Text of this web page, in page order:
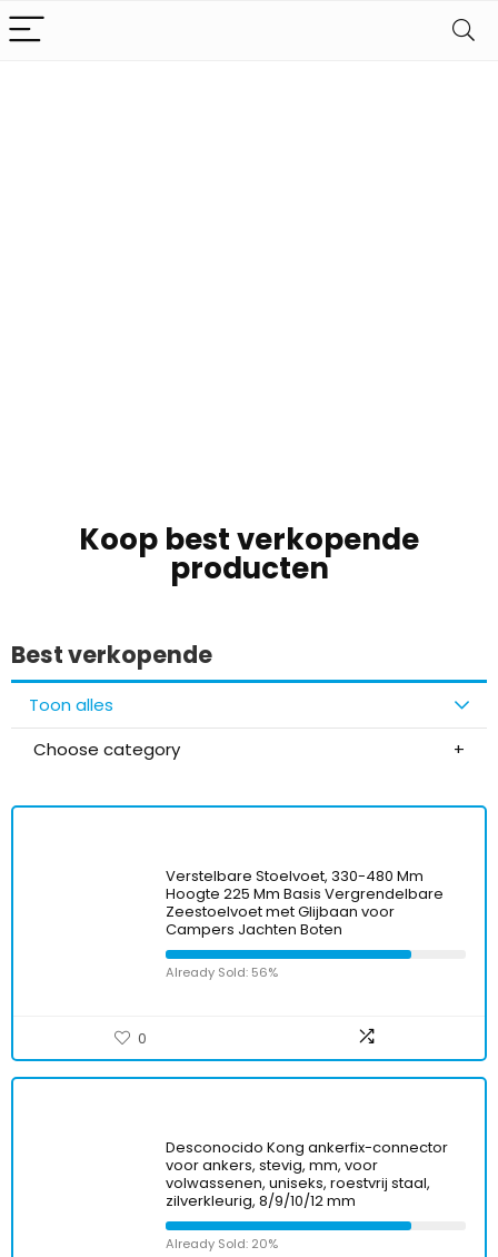
Koop best verkopende
producten
Best verkopende
Toon alles
Choose category
Verstelbare Stoelvoet, 330-480 Mm
Hoogte 225 Mm Basis Vergrendelbare
Zeestoelvoet met Glijbaan voor
Campers Jachten Boten
Already Sold: 56%
0
Desconocido Kong ankerfix-connector
voor ankers, stevig, mm, voor
volwassenen, uniseks, roestvrij staal,
zilverkleurig, 8/9/10/12 mm
Already Sold: 20%